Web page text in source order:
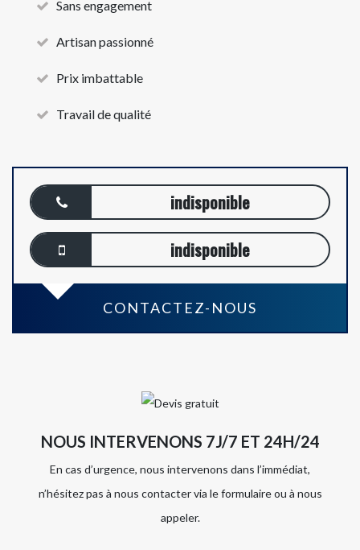
Sans engagement
Artisan passionné
Prix imbattable
Travail de qualité
indisponible
indisponible
CONTACTEZ-NOUS
NOUS INTERVENONS 7J/7 ET 24H/24
En cas d’urgence, nous intervenons dans l’immédiat,
n’hésitez pas à nous contacter via le formulaire ou à nous
appeler.